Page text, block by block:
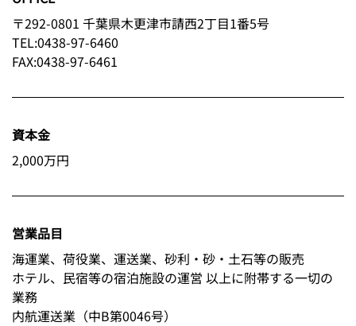
〒292-0801 千葉県木更津市請西2丁目1番5号
TEL:0438-97-6460
FAX:0438-97-6461
資本金
2,000万円
営業品目
海運業、荷役業、運送業、砂利・砂・土石等の販売
ホテル、民宿等の宿泊施設の運営 以上に附帯する一切の
業務
内航運送業（中B第0046号）